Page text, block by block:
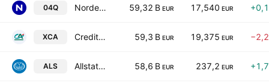
04Q Nordea Bank Abp 59,32 B EUR 17,540 EUR
XCA Credit Agricole SA 59,3 B EUR 19,375 EUR
ALS Allstate Corporation 58,6 B EUR 237,2 EUR